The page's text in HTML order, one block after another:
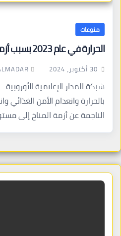
منوعات
الحرارة في عام 2023 بسبب أزمة المناخ
30 أكتوبر، 2024
شبكة المدار الإعلامية
بالحرارة وانعدام الأمن الغذائي
الناجمة عن أزمة المناخ إلى